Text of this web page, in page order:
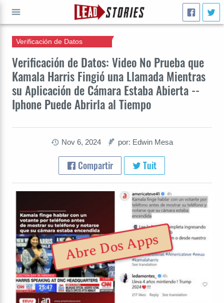
Verificación de Datos: Video No Prueba que
Kamala Harris Fingió una Llamada Mientras
su Aplicación de Cámara Estaba Abierta --
Iphone Puede Abrirla al Tiempo
Verificación de Datos
Nov 6, 2024 por: Edwin Mesa
Compartir Tuit
Abre Dos Apps
IR A